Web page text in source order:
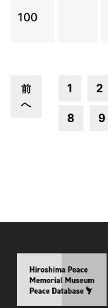
100
前
へ
1 2
8 9